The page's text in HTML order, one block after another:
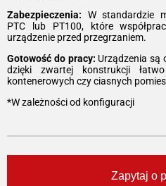
Zabezpieczenia: W standardzie
PTC lub PT100, które
urządzenie przed przegrzaniem.
Gotowość do pracy: Urządzenia są
dzięki zwartej konstrukcji
kontenerowych czy ciasnych
*W zależności od konfiguracji
Zapytaj o